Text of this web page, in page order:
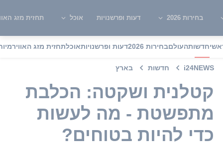
בחירות 2026 דעות ופרשנויות אוכל תחזית מזג
חדשותהעולםבחירות 2026 דעות ופרשנויותאוכלתחזית מזג האוויר
i24NEWS חדשות בארץ
קטלנית ושקטה: הכלבת
מתפשטת - מה לעשות
כדי להיות בטוחים?